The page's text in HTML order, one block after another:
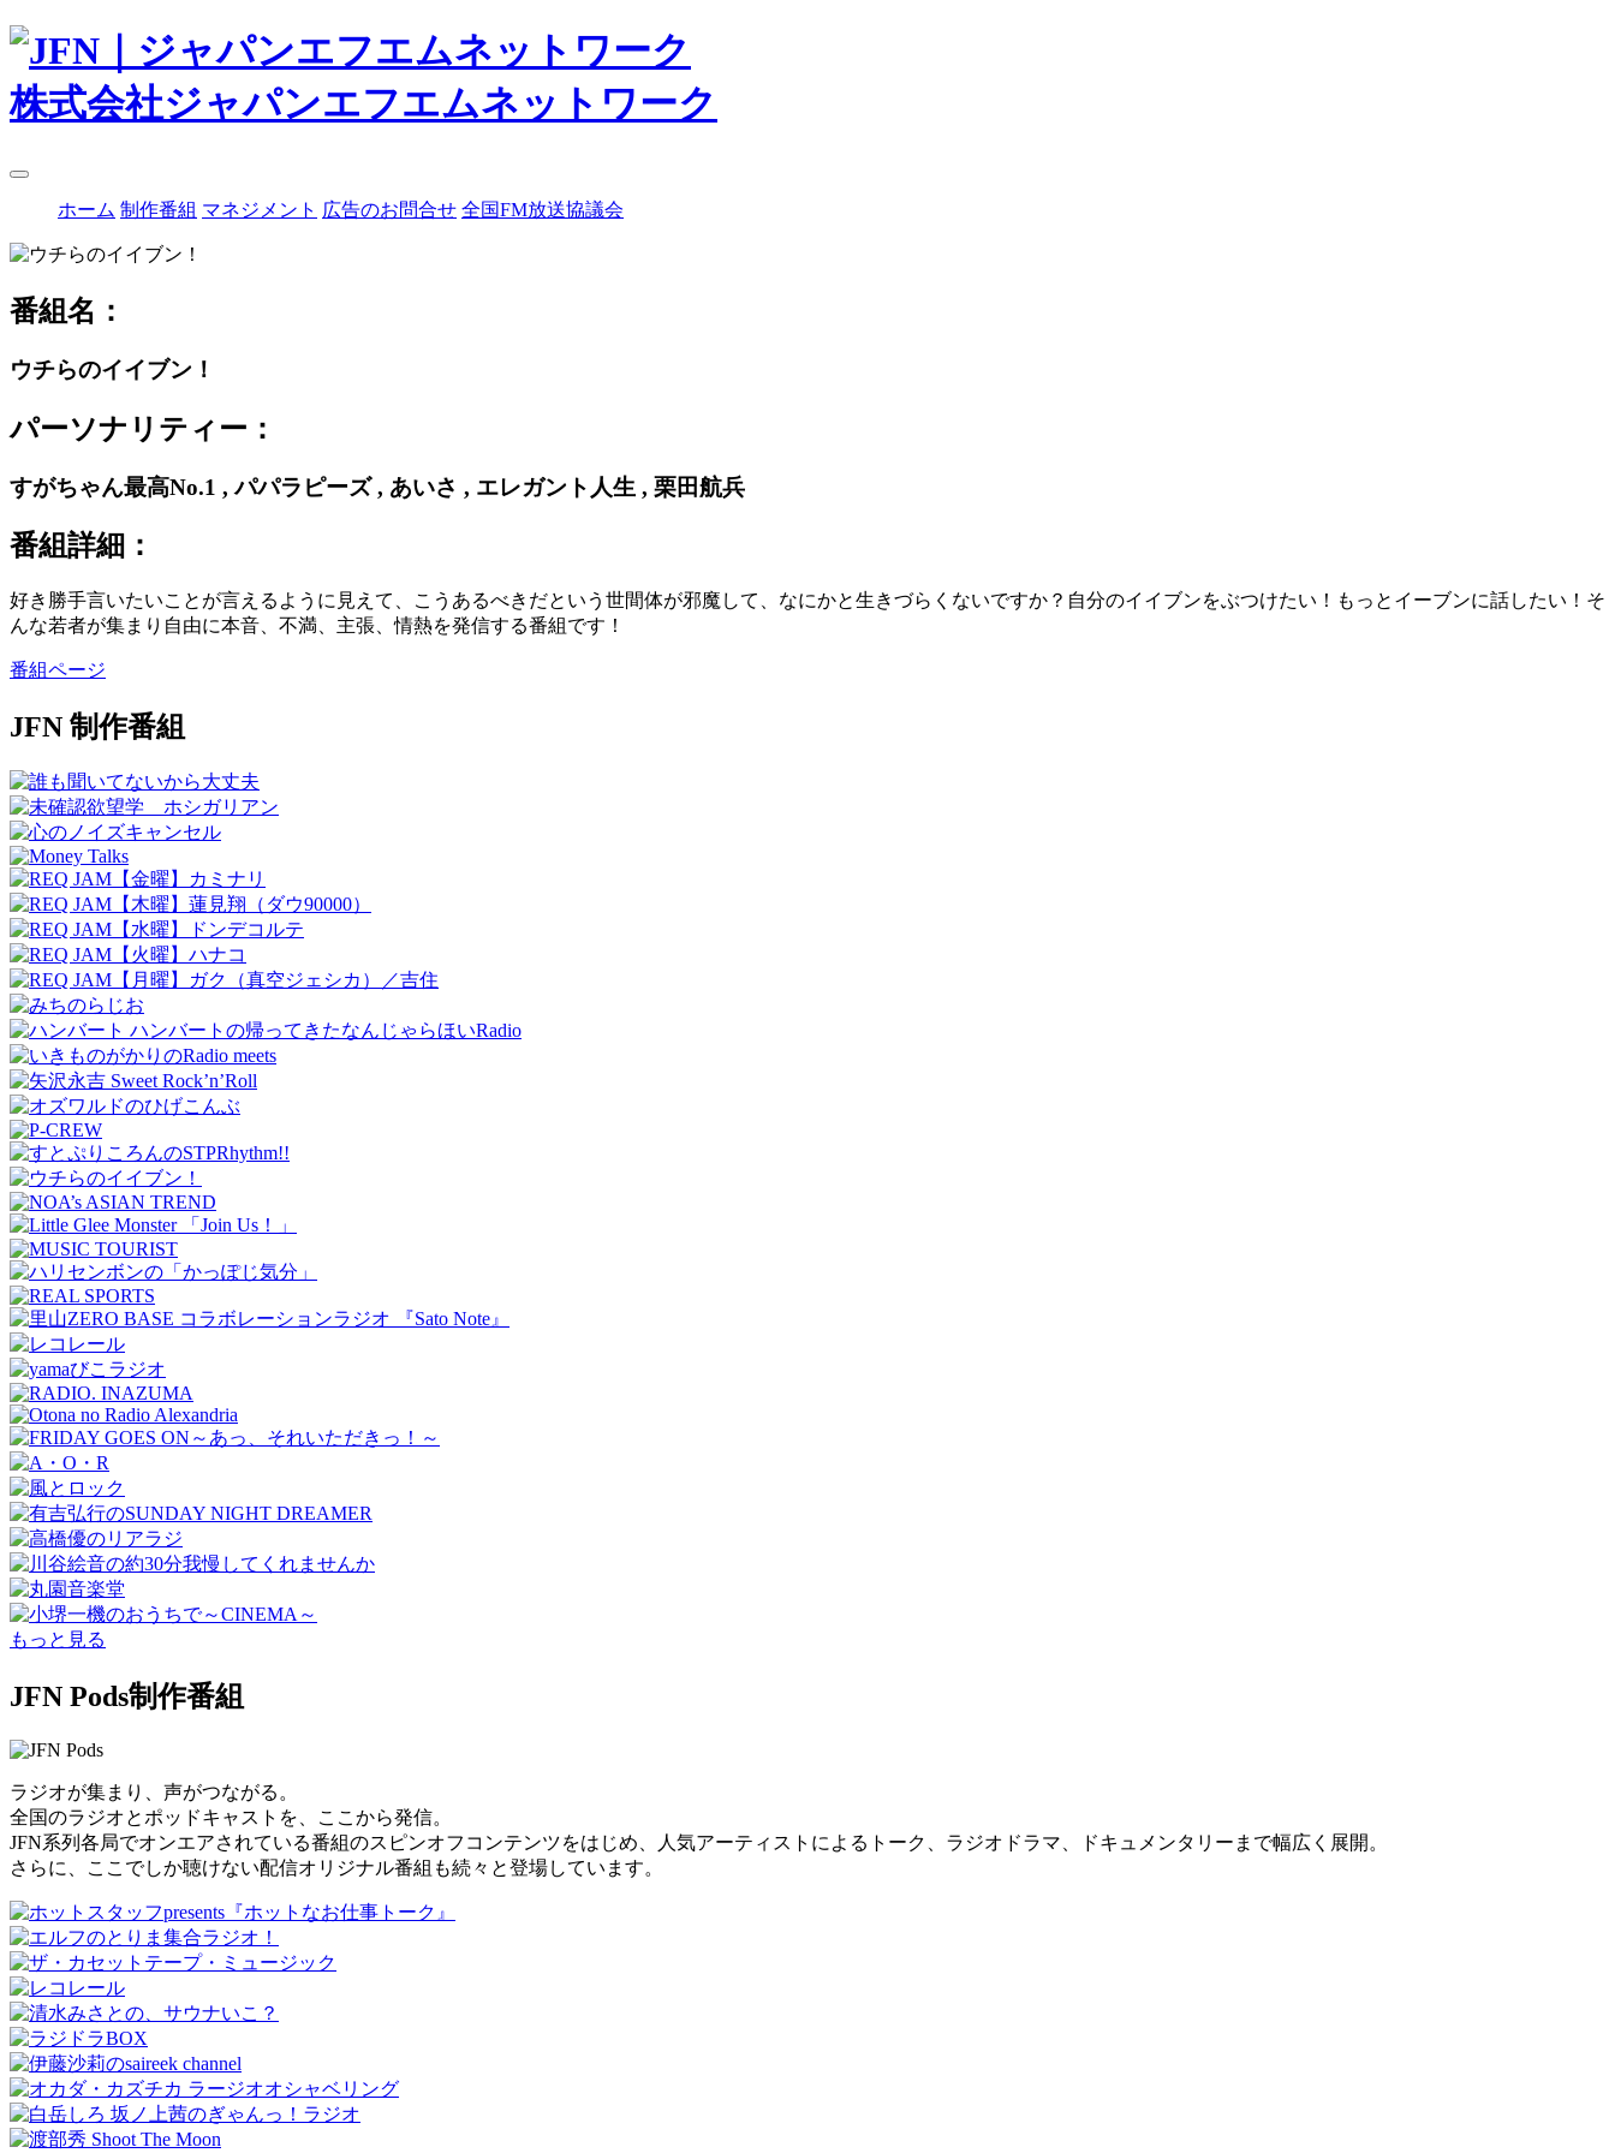
株式会社ジャパンエフエムネットワーク
ホーム 制作番組 マネジメント 広告のお問合せ 全国FM放送協議会
番組名：
ウチらのイイブン！
パーソナリティー：
すがちゃん最高No.1 , パパラピーズ , あいさ , エレガント人生 , 栗田航兵
番組詳細：
好き勝手言いたいことが言えるように見えて、こうあるべきだという世間体が邪魔して、なにかと生きづらくないですか？自分のイイブンをぶつけたい！もっとイーブンに話したい！そ
んな若者が集まり自由に本音、不満、主張、情熱を発信する番組です！
番組ページ
JFN 制作番組
もっと見る
JFN Pods制作番組
ラジオが集まり、声がつながる。
全国のラジオとポッドキャストを、ここから発信。
JFN系列各局でオンエアされている番組のスピンオフコンテンツをはじめ、人気アーティストによるトーク、ラジオドラマ、ドキュメンタリーまで幅広く展開。
さらに、ここでしか聴けない配信オリジナル番組も続々と登場しています。